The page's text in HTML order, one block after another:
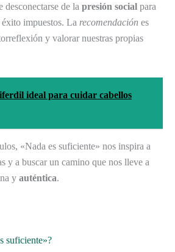
desconectarse de la presión social para
éxito impuestos. La recomendación es
y valorar nuestras propias
ideal para cuidar cabellos
«Nada es suficiente» nos inspira a
y a buscar un camino que nos lleve a
y auténtica.
suficiente»?